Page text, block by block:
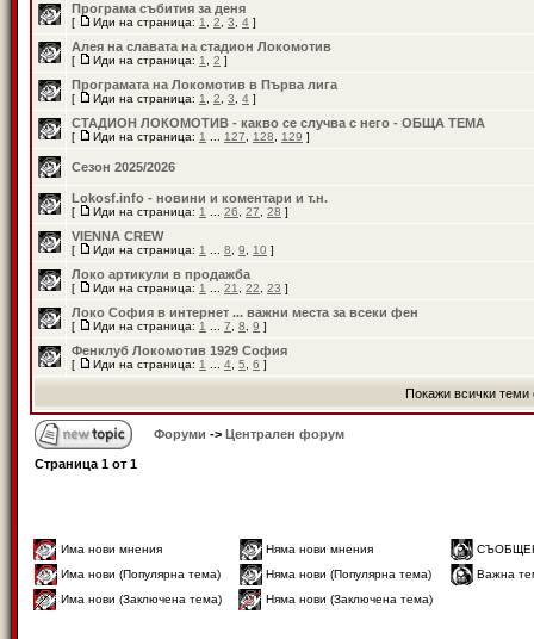
Програма събития за деня
[ Иди на страница: 1 2 3 4 ]
Алея на славата на стадион Локомотив
[ Иди на страница: 1 2 ]
Програмата на Локомотив в Първа лига
[ Иди на страница: 1 2 3 4 ]
СТАДИОН ЛОКОМОТИВ - какво се случва с него - ОБЩА ТЕМА
[ Иди на страница: 1 127 128 129 ]
Сезон 2025/2026
Lokosf.info - новини и коментари и т.н.
[ Иди на страница: 1 26 27 28 ]
VIENNA CREW
[ Иди на страница: 1 8 9 10 ]
Локо артикули в продажба
[ Иди на страница: 1 21 22 23 ]
Локо София в интернет ... важни места за всеки фен
[ Иди на страница: 1 7 8 9 ]
Фенклуб Локомотив 1929 София
[ Иди на страница: 1 4 5 6 ]
Покажи всички теми
Форуми -> Централен форум
Страница 1 от 1
Има нови мнения Няма нови мнения
Има нови (Популярна тема)
Няма нови (Популярна тема)
Важна
Има нови (Заключена тема)
Няма нови (Заключена тема)